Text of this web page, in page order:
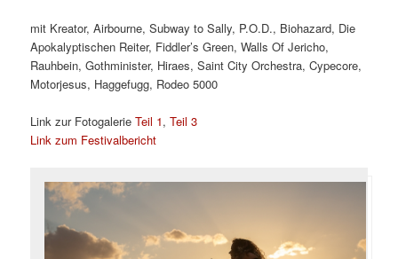
mit Kreator, Airbourne, Subway to Sally, P.O.D., Biohazard, Die
Apokalyptischen Reiter, Fiddler’s Green, Walls Of Jericho,
Rauhbein, Gothminister, Hiraes, Saint City Orchestra, Cypecore,
Motorjesus, Haggefugg, Rodeo 5000
Link zur FotogalerieTeil 1,Teil 3
Link zum Festivalbericht